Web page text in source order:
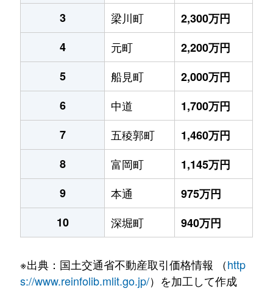
3
梁川町
2,300万円
4
元町
2,200万円
5
船見町
2,000万円
6
中道
1,700万円
7
五稜郭町
1,460万円
8
富岡町
1,145万円
9
本通
975万円
10
深堀町 940万円
※出典：国土交通省不動産取引価格情報 （http
s://www.reinfolib.mlit.go.jp/）を加工して作成